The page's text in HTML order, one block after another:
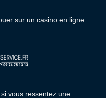
sur un casino en ligne
vous ressentez une